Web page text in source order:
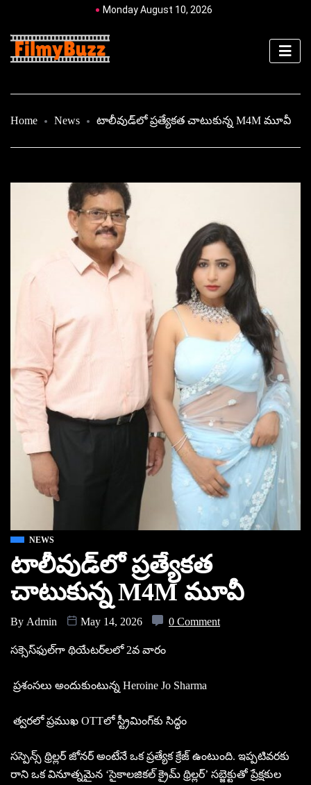
Monday August 10, 2026
Home News టాలీవుడ్‌లో ప్రత్యేకత చాటుకున్న M4M మూవీ
NEWS
టాలీవుడ్‌లో ప్రత్యేకత
చాటుకున్న M4M మూవీ
By Admin May 14, 2026 0 Comment
స‌క్సెస్‌ఫుల్‌గా థియేట‌ర్‌ల‌లో 2వ వారం
ప్రశంసలు అందుకుంటున్న Heroine Jo Sharma
త్వరలో ప్రముఖ OTTలో స్ట్రీమింగ్‌కు సిద్ధం
సస్పెన్స్ థ్రిల్లర్ జోనర్ అంటేనే ఒక ప్రత్యేక క్రేజ్ ఉంటుంది. ఇప్పటివరకు
రాని ఒక వినూత్నమైన ‘సైకాలజికల్ క్రైమ్ థ్రిల్లర్’ సబ్జెక్టుతో ప్రేక్షకుల